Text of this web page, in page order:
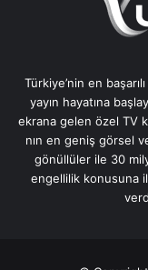
Türkiye’nin en
yayın hayatına
ekrana gelen özel TV
nın en geniş görsel
gönüllüler ile 30
engellilik konusuna